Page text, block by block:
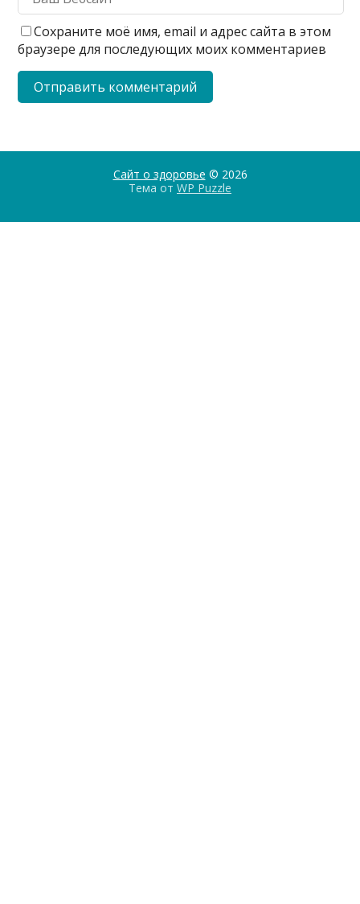
Сохраните моё имя, email и адрес сайта в этом
браузере для последующих моих комментариев
Сайт о здоровье © 2026
Тема от WP Puzzle